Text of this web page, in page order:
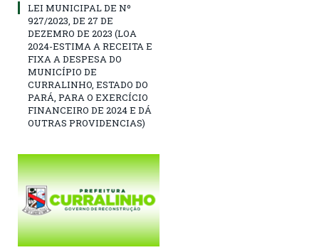
LEI MUNICIPAL DE Nº
927/2023, DE 27 DE
DEZEMRO DE 2023 (LOA
2024-ESTIMA A RECEITA E
FIXA A DESPESA DO
MUNICÍPIO DE
CURRALINHO, ESTADO DO
PARÁ, PARA O EXERCÍCIO
FINANCEIRO DE 2024 E DÁ
OUTRAS PROVIDENCIAS)